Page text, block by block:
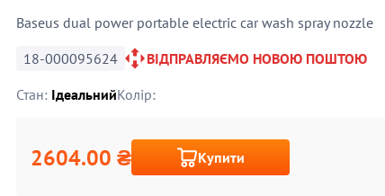
Baseus dual power portable electric car wash spray nozzle
18-000095624
ВІДПРАВЛЯЄМО НОВОЮ ПОШТОЮ
Стан: ІдеальнийКолір:
2604.00 ₴ Купити